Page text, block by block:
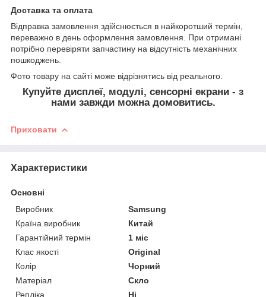
Доставка та оплата
Відправка замовлення здійснюється в найкоротший термін,
переважно в день оформлення замовлення. При отримані
потрібно перевіряти запчастину на відсутність механічних
пошкоджень.
Фото товару на сайті може відрізнятись від реального.
Купуйте дисплеї, модулі, сенсорні екрани - з
нами завжди можна домовитись.
Приховати
Характеристики
Основні
Виробник
Samsung
Країна виробник
Китай
Гарантійний термін
1 міс
Клас якості
Original
Колір
Чорний
Матеріал
Скло
Репліка
Ні